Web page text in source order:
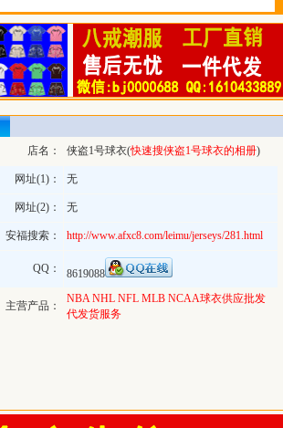
店名：
侠盗1号球衣(快速搜侠盗1号球衣的相册)
网址(1)： 无
网址(2)： 无
安福搜索： http://www.afxc8.com/leimu/jerseys/281.html
QQ： 8619088
主营产品：
NBA NHL NFL MLB NCAA球衣供应批发
代发货服务